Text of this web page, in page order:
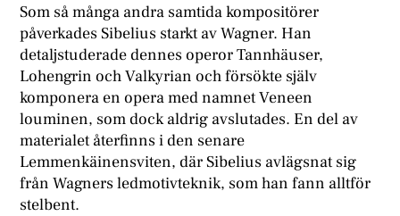
Som så många andra samtida kompositörer
påverkades Sibelius starkt av Wagner. Han
detaljstuderade dennes operor Tannhäuser,
Lohengrin och Valkyrian och försökte själv
komponera en opera med namnet Veneen
louminen, som dock aldrig avslutades. En del av
materialet återfinns i den senare
Lemmenkäinensviten, där Sibelius avlägsnat sig
från Wagners ledmotivteknik, som han fann alltför
stelbent.